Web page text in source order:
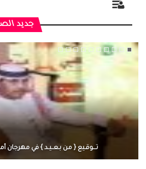
جديد
تـــوقـيع { من بـعــيـد } في مهرجان أملج